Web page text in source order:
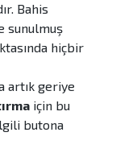
Bahis
sunulmuş
hiçbir
artık geriye
için bu
butona